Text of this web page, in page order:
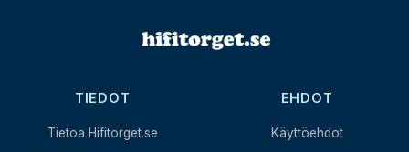
TIEDOT
Tietoa Hifitorget.se
EHDOT
Käyttöehdot